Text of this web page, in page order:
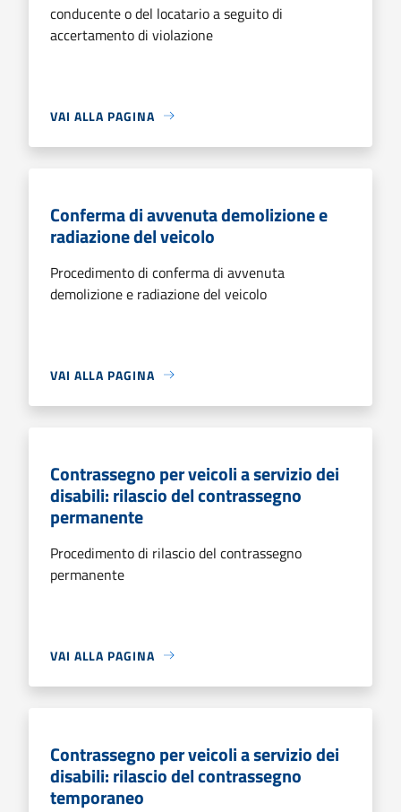
conducente o del locatario a seguito di
accertamento di violazione
VAI ALLA PAGINA
Conferma di avvenuta demolizione e
radiazione del veicolo
Procedimento di conferma di avvenuta
demolizione e radiazione del veicolo
VAI ALLA PAGINA
Contrassegno per veicoli a servizio dei
disabili: rilascio del contrassegno
permanente
Procedimento di rilascio del contrassegno
permanente
VAI ALLA PAGINA
Contrassegno per veicoli a servizio dei
disabili: rilascio del contrassegno
temporaneo